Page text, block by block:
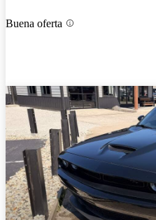
Buena oferta